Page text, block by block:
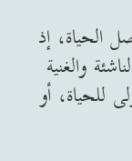
الحياة، إذ
والغنية
للحياة، أو